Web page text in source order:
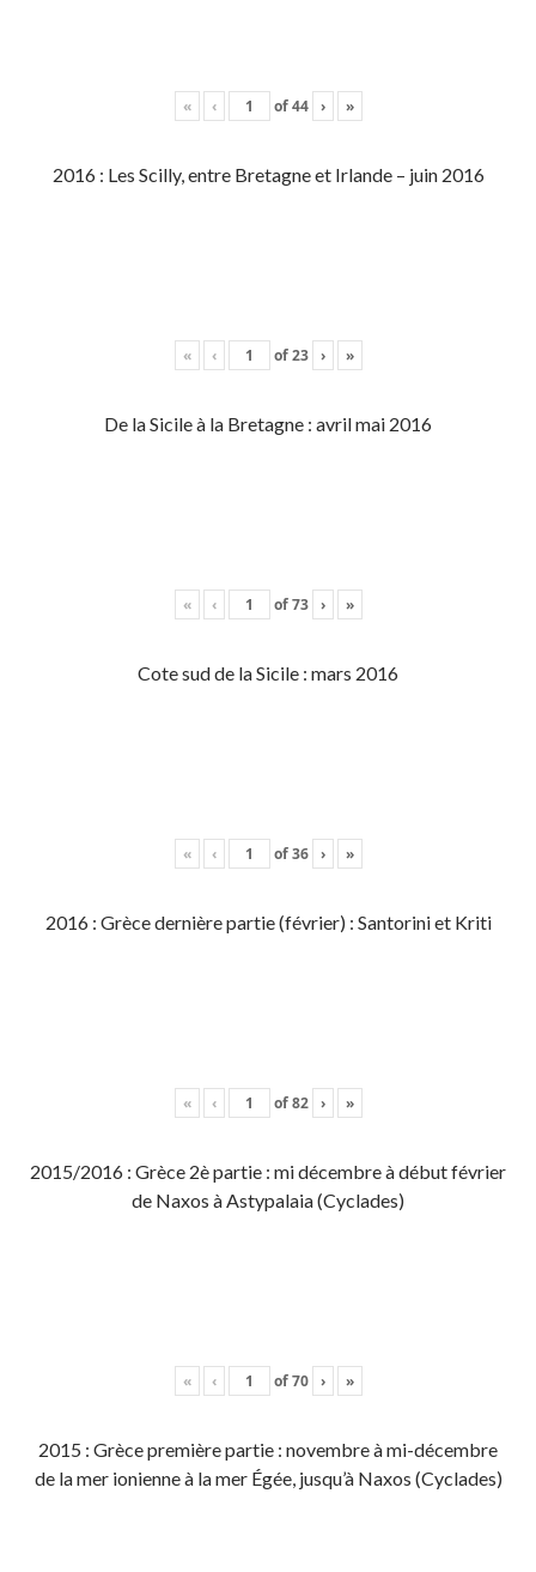
« ‹ of44 › »
2016 : Les Scilly, entre Bretagne et Irlande – juin 2016
« ‹ of23 › »
De la Sicile à la Bretagne : avril mai 2016
« ‹ of73 › »
Cote sud de la Sicile : mars 2016
« ‹ of36 › »
2016 : Grèce dernière partie (février) : Santorini et Kriti
« ‹ of82 › »
2015/2016 : Grèce 2è partie : mi décembre à début février
de Naxos à Astypalaia (Cyclades)
« ‹ of70 › »
2015 : Grèce première partie : novembre à mi-décembre
de la mer ionienne à la mer Égée, jusqu’à Naxos (Cyclades)